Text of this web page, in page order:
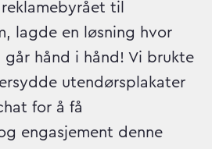
til
lagde en løsning hvor
hånd i hånd! Vi brukte
utendørsplakater
for å få
engasjement denne